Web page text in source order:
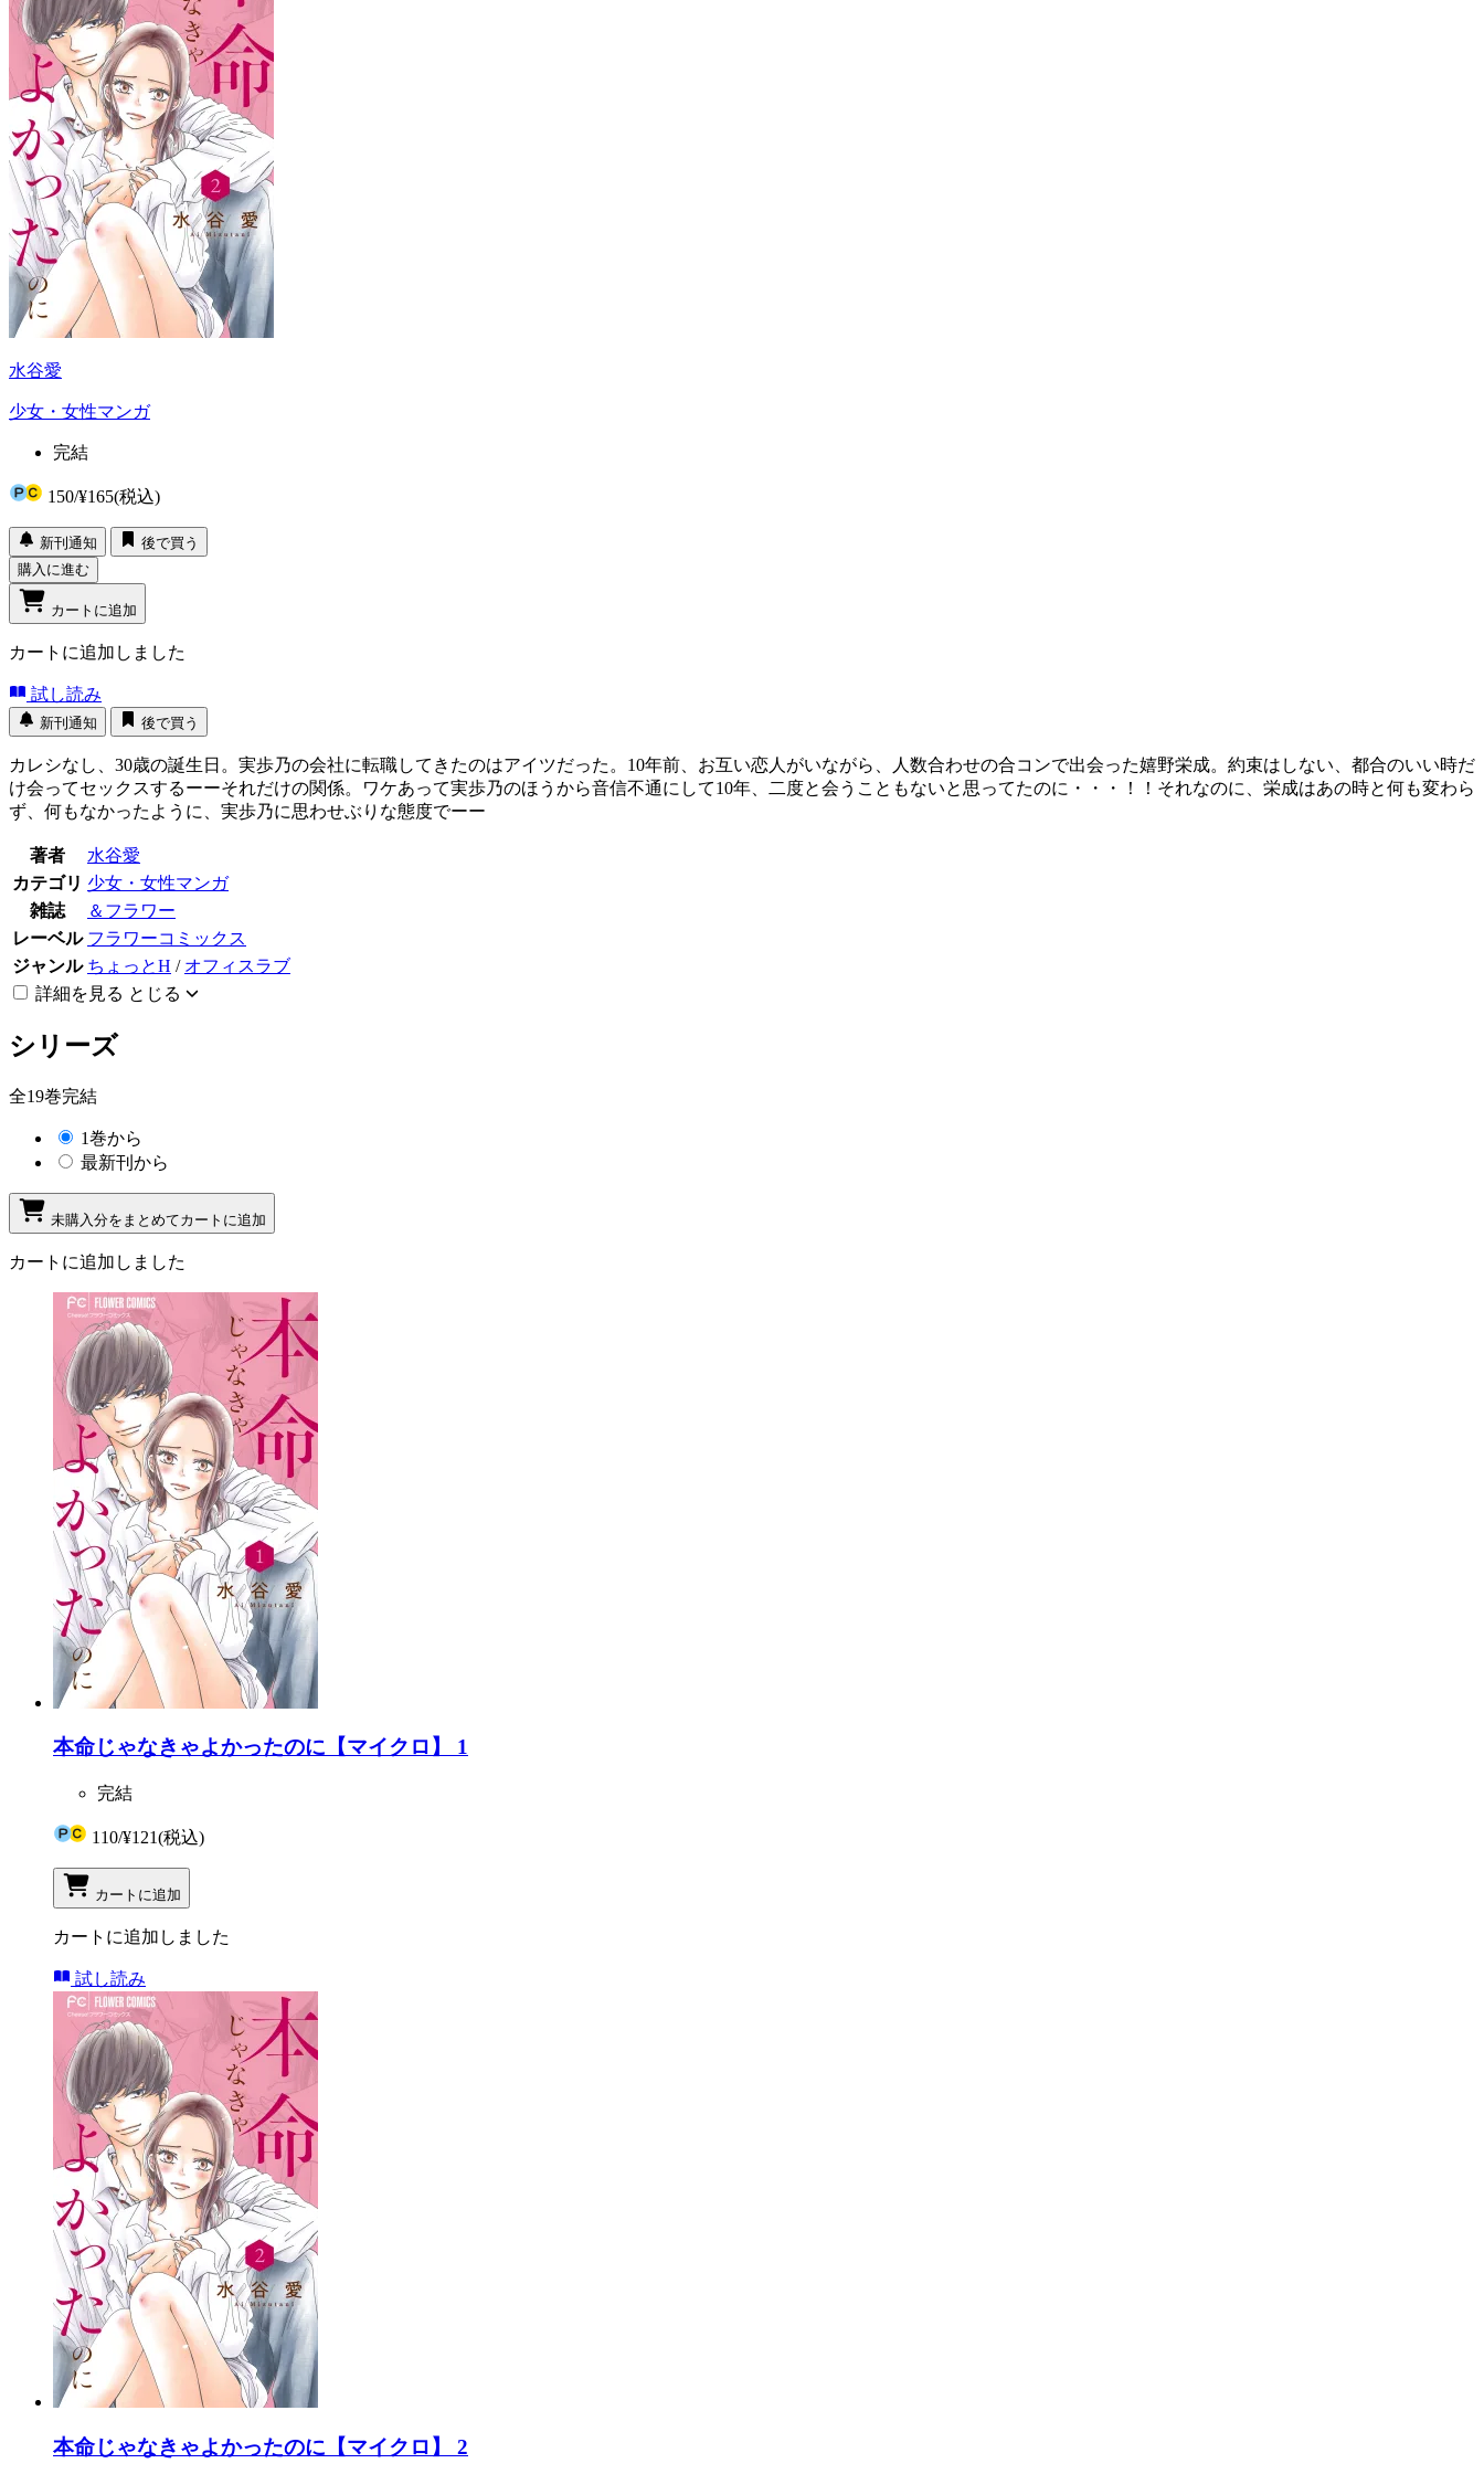
水谷愛
少女・女性マンガ
完結
150/¥165(税込)
新刊通知
後で買う
購入に進む
カートに追加
カートに追加しました
試し読み
新刊通知 後で買う
カレシなし、30歳の誕生日。実歩乃の会社に転職してきたのはアイツだった。10年前、お互い恋人がいながら、人数合わせの合コンで出会った嬉野栄成。約束はしない、都合のいい時だ
け会ってセックスするーーそれだけの関係。ワケあって実歩乃のほうから音信不通にして10年、二度と会うこともないと思ってたのに・・・！！それなのに、栄成はあの時と何も変わら
ず、何もなかったように、実歩乃に思わせぶりな態度でーー
著者
水谷愛
カテゴリ 少女・女性マンガ
雑誌
＆フラワー
レーベル フラワーコミックス
ジャンル ちょっとH / オフィスラブ
詳細を見る とじる
シリーズ
全19巻完結
1巻から
最新刊から
未購入分をまとめてカートに追加
カートに追加しました
本命じゃなきゃよかったのに【マイクロ】 1
完結
110/¥121(税込)
カートに追加
カートに追加しました
試し読み
本命じゃなきゃよかったのに【マイクロ】 2